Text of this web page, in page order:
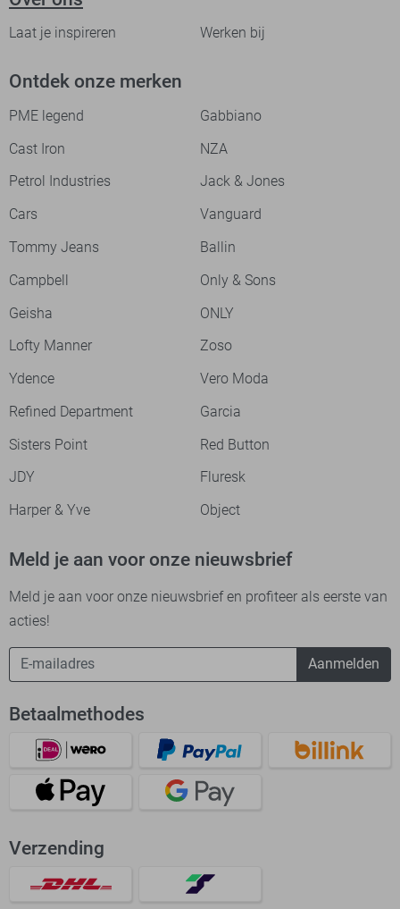
Laat je inspireren Werken bij
Ontdek onze merken
PME legend
Gabbiano
Cast Iron
NZA
Petrol Industries
Jack & Jones
Cars
Vanguard
Tommy Jeans
Ballin
Campbell
Only & Sons
Geisha
ONLY
Lofty Manner
Zoso
Ydence
Vero Moda
Refined Department
Garcia
Sisters Point
Red Button
JDY
Fluresk
Harper & Yve
Object
Meld je aan voor onze nieuwsbrief
Meld je aan voor onze nieuwsbrief en profiteer als eerste van
acties!
Aanmelden
Betaalmethodes
Verzending